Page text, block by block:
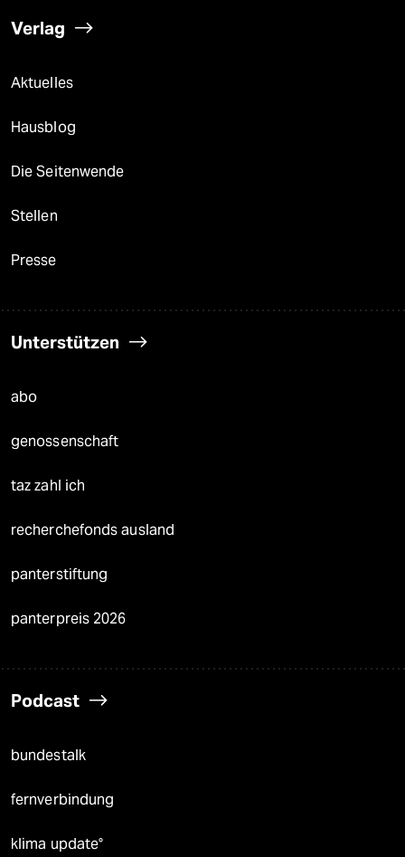
Verlag
Aktuelles
Hausblog
Die Seitenwende
Stellen
Presse
Unterstützen
abo
genossenschaft
taz zahl ich
recherchefonds ausland
panterstiftung
panterpreis 2026
Podcast
bundestalk
fernverbindung
klima update°